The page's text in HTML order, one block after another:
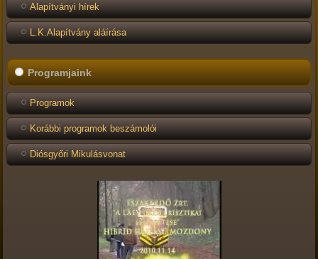
Alapítványi hírek
L.K.Alapítvány aláírása
Programjaink
Programok
Korábbi programok beszámolói
Diósgyőri Mikulásvonat